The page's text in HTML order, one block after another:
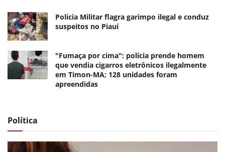
Polícia Militar flagra garimpo ilegal e conduz
suspeitos no Piauí
"Fumaça por cima": polícia prende homem
que vendia cigarros eletrônicos ilegalmente
em Timon-MA; 128 unidades foram
apreendidas
Política